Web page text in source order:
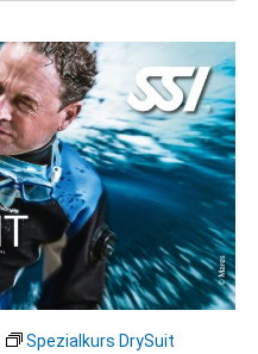
Spezialkurs DrySuit